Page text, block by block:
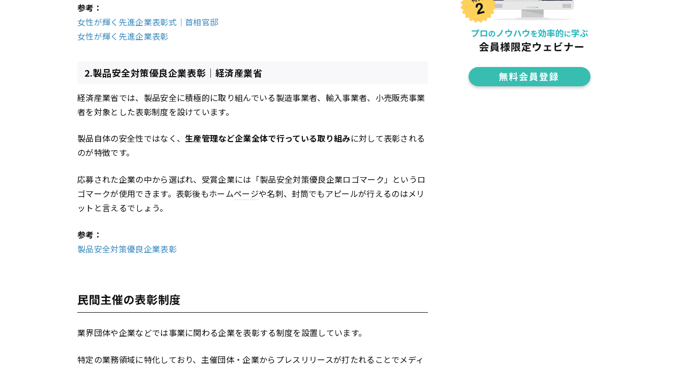
参考：
女性が輝く先進企業表彰式｜首相官邸
女性が輝く先進企業表彰
2.製品安全対策優良企業表彰｜経済産業省
経済産業省では、製品安全に積極的に取り組んでいる製造事業者、輸入事業者、小売販売事業
者を対象とした表彰制度を設けています。
製品自体の安全性ではなく、生産管理など企業全体で行っている取り組みに対して表彰される
のが特徴です。
応募された企業の中から選ばれ、受賞企業には「製品安全対策優良企業ロゴマーク」というロ
ゴマークが使用できます。表彰後もホームページや名刺、封筒でもアピールが行えるのはメリ
ットと言えるでしょう。
参考：
製品安全対策優良企業表彰
民間主催の表彰制度
業界団体や企業などでは事業に関わる企業を表彰する制度を設置しています。
特定の業務領域に特化しており、主催団体・企業からプレスリリースが打たれることでメディ